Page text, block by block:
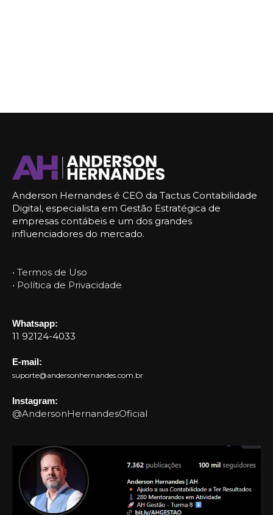
Anderson Hernandes é CEO da Tactus Contabilidade
Digital, especialista em Gestão Estratégica de
empresas contábeis e um dos grandes
influenciadores do mercado.
• Termos de Uso
• Política de Privacidade
Whatsapp:
11 92124-4033
E-mail:
suporte@andersonhernandes.com.br
Instagram:
@AndersonHernandesOficial